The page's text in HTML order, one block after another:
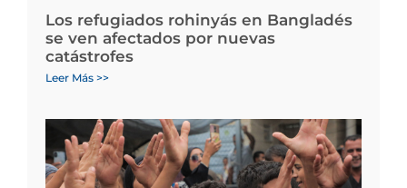
Los refugiados rohinyás en Bangladés
se ven afectados por nuevas
catástrofes
Leer Más >>